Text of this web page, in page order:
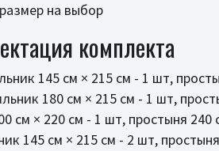
на выбор
комплекта
145 см × 215 см - 1 шт,
180 см × 215 см - 1 шт,
см × 220 см - 1 шт, простыня
145 см × 215 см - 2 шт,